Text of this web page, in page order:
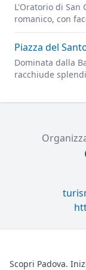
L'Oratorio di San
romanico, con
bassorilievi in
che uccide il
Piazza del
Dominata dalla
racchiude
Scopri Padova.